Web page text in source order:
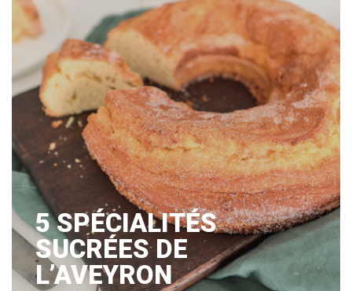
5 SPÉCIALITÉS
SUCRÉES DE
L’AVEYRON